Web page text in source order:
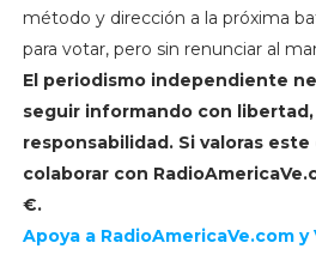
método y dirección a la próxima
para votar, pero sin renunciar al
El periodismo independiente
seguir informando con
responsabilidad. Si valoras
colaborar con
€.
Apoya a RadioAmericaVe.comy